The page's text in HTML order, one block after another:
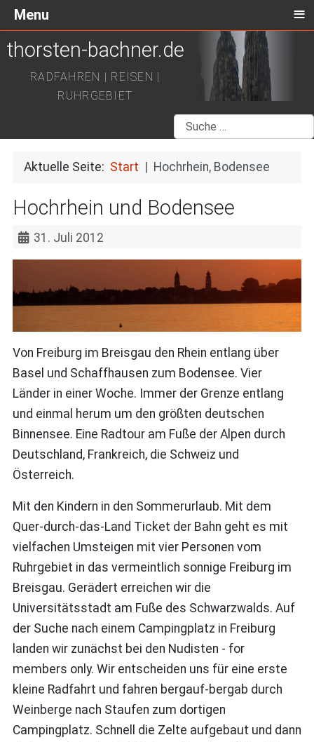
thorsten-bachner.de
RADFAHREN | REISEN |
RUHRGEBIET
Suchen
Aktuelle Seite: Start Hochrhein, Bodensee
Hochrhein und Bodensee
31. Juli 2012
Von Freiburg im Breisgau den Rhein entlang über
Basel und Schaffhausen zum Bodensee. Vier
Länder in einer Woche. Immer der Grenze entlang
und einmal herum um den größten deutschen
Binnensee. Eine Radtour am Fuße der Alpen durch
Deutschland, Frankreich, die Schweiz und
Österreich.
Mit den Kindern in den Sommerurlaub. Mit dem
Quer-durch-das-Land Ticket der Bahn geht es mit
vielfachen Umsteigen mit vier Personen vom
Ruhrgebiet in das vermeintlich sonnige Freiburg im
Breisgau. Gerädert erreichen wir die
Universitätsstadt am Fuße des Schwarzwalds. Auf
der Suche nach einem Campingplatz in Freiburg
landen wir zunächst bei den Nudisten - for
members only. Wir entscheiden uns für eine erste
kleine Radfahrt und fahren bergauf-bergab durch
Weinberge nach Staufen zum dortigen
Campingplatz. Schnell die Zelte aufgebaut und dann
Menu ≡